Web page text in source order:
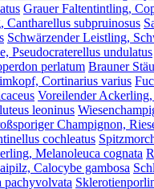
Grauer Faltentintling,
subpruinosus
Schwärzender Leistling,
Pseudocraterellus undulatus
perlatum Brauner
Cortinarius varius
Voreilender
leoninus
Champignon,
cochleatus
Melanoleuca cognata
Calocybe gambosa
pachyvolvata